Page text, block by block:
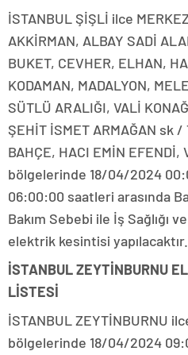
İSTANBUL ŞİŞLİ ilce
AKKİRMAN, ALBAY SADİ
BUKET, CEVHER, ELHAN,
KODAMAN, MADALYON,
SÜTLÜ ARALIĞI, VALİ
ŞEHİT İSMET ARMAĞAN sk
BAHÇE, HACI EMİN EFENDİ,
bölgelerinde 18/04/2024
06:00:00 saatleri arasında
Bakım Sebebi ile İş Sağlığı
elektrik kesintisi yapılacaktır.
İSTANBUL ZEYTİNBURNU
LİSTESİ
İSTANBUL ZEYTİNBURNU
bölgelerinde 18/04/2024